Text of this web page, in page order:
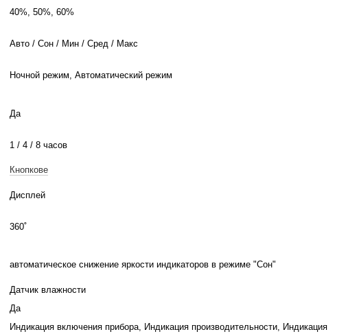
40%, 50%, 60%
Авто / Сон / Мин / Сред / Макс
Ночной режим, Автоматический режим
Да
1 / 4 / 8 часов
Кнопкове
Дисплей
360˚
автоматическое снижение яркости индикаторов в режиме "Сон"
Датчик влажности
Да
Индикация включения прибора, Индикация производительности, Индикация